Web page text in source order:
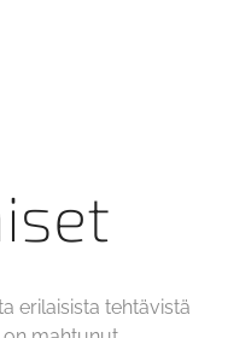
erilaisista tehtävistä